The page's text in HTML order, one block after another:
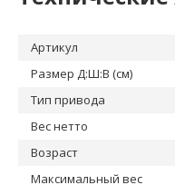
Артикул
Размер Д:Ш:В (см)
Тип привода
Вес нетто
Возраст
Максимальный вес